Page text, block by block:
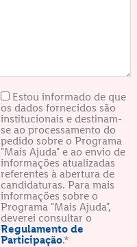
Estou informado de que
os dados fornecidos são
institucionais e destinam-
se ao processamento do
pedido sobre o Programa
"Mais Ajuda" e ao envio de
informações atualizadas
referentes à abertura de
candidaturas. Para mais
informações sobre o
Programa "Mais Ajuda",
deverei consultar o
Regulamento de
Participação.*